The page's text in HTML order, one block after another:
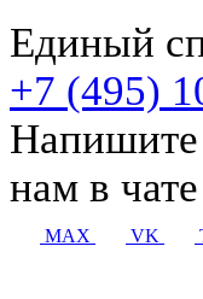
Единый
+7 (495)
Напишите
нам в чате
MAX VK